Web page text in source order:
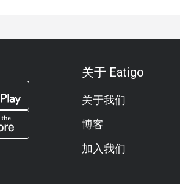
关于 Eatigo
关于我们
博客
加入我们